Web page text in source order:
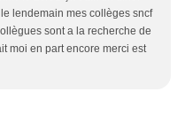
lendemain mes collèges sncf
sont a la recherche de
moi en part encore merci est